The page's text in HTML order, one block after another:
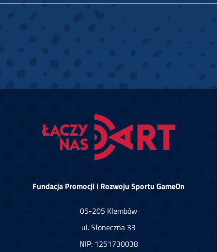
Fundacja Promocji i Rozwoju Sportu GameOn
05-205 Klembów
ul. Słoneczna 33
NIP: 1251730038